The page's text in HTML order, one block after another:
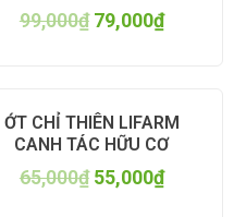
99,000₫ 79,000₫
ỚT CHỈ THIÊN LIFARM
CANH TÁC HỮU CƠ
65,000₫ 55,000₫